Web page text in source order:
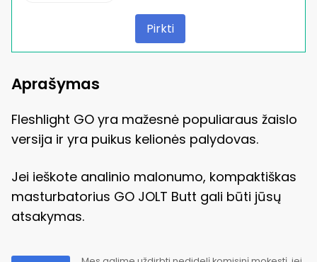
Pirkti
Aprašymas
Fleshlight GO yra mažesnė populiaraus žaislo
versija ir yra puikus kelionės palydovas.
Jei ieškote analinio malonumo, kompaktiškas
masturbatorius GO JOLT Butt gali būti jūsų
atsakymas.